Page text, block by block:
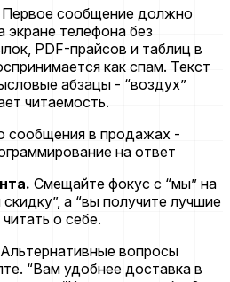
Первое сообщение должно
телефона без
PDF-прайсов и таблиц в
как спам. Текст
абзацы - “воздух”
читаемость.
Смещайте фокус с “мы” на
а “вы получите лучшие
о себе.
Альтернативные вопросы
“Вам удобнее доставка в